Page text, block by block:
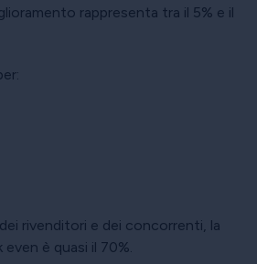
rappresenta tra il 5% e il
rivenditori e dei concorrenti, la
è quasi il 70%.